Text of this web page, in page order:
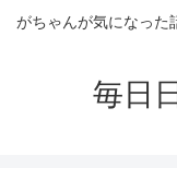
がちゃんが気になった
毎日